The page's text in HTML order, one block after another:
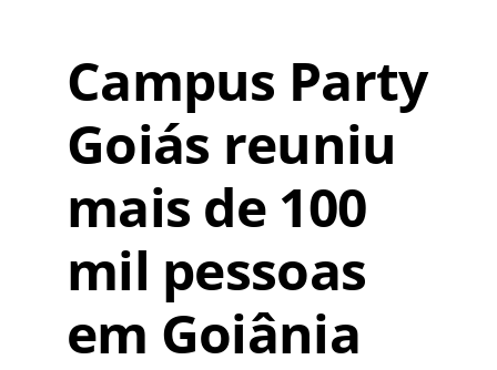
Campus Party
Goiás reuniu
mais de 100
mil pessoas
em Goiânia